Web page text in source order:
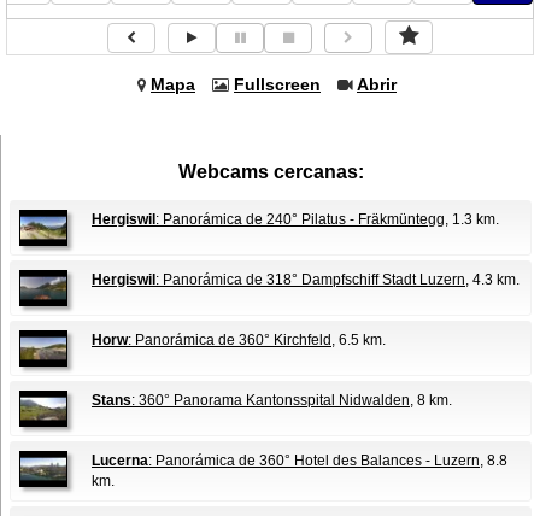
Mapa Fullscreen Abrir
Webcams cercanas:
Hergiswil : Panorámica de 240° Pilatus - Fräkmüntegg, 1.3 km.
Hergiswil : Panorámica de 318° Dampfschiff Stadt Luzern, 4.3 km.
Horw: Panorámica de 360° Kirchfeld , 6.5 km.
Stans: 360° Panorama Kantonsspital Nidwalden, 8 km.
Lucerna: Panorámica de 360° Hotel des Balances - Luzern, 8.8
km.